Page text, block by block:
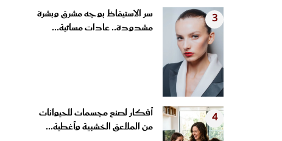
3
سر الاستيقاظ بوجه مشرق وبشرة
مشدودة.. عادات مسائية...
4
أفكار لصنع مجسمات للحيوانات
من الملاعق الخشبية وأغطية...